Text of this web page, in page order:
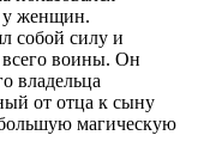
у женщин.
собой силу и
воины. Он
владельца
от отца к сыну
магическую